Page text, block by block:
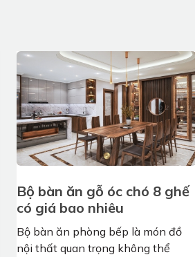
Bộ bàn ăn gỗ óc chó 8 ghế
có giá bao nhiêu
Bộ bàn ăn phòng bếp là món đồ
nội thất quan trọng không thể